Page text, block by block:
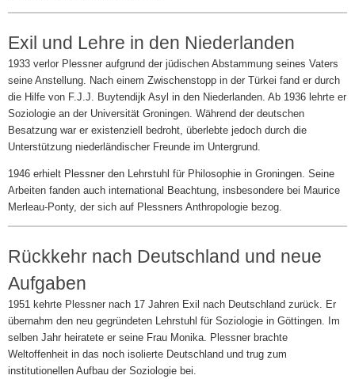
Exil und Lehre in den Niederlanden
1933 verlor Plessner aufgrund der jüdischen Abstammung seines Vaters
seine Anstellung. Nach einem Zwischenstopp in der Türkei fand er durch
die Hilfe von F.J.J. Buytendijk Asyl in den Niederlanden. Ab 1936 lehrte er
Soziologie an der Universität Groningen. Während der deutschen
Besatzung war er existenziell bedroht, überlebte jedoch durch die
Unterstützung niederländischer Freunde im Untergrund.
1946 erhielt Plessner den Lehrstuhl für Philosophie in Groningen. Seine
Arbeiten fanden auch international Beachtung, insbesondere bei Maurice
Merleau-Ponty, der sich auf Plessners Anthropologie bezog.
Rückkehr nach Deutschland und neue
Aufgaben
1951 kehrte Plessner nach 17 Jahren Exil nach Deutschland zurück. Er
übernahm den neu gegründeten Lehrstuhl für Soziologie in Göttingen. Im
selben Jahr heiratete er seine Frau Monika. Plessner brachte
Weltoffenheit in das noch isolierte Deutschland und trug zum
institutionellen Aufbau der Soziologie bei.